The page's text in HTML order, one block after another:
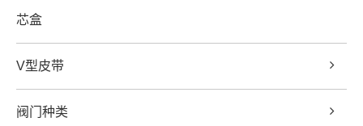
芯盒
V型皮带
阀门种类